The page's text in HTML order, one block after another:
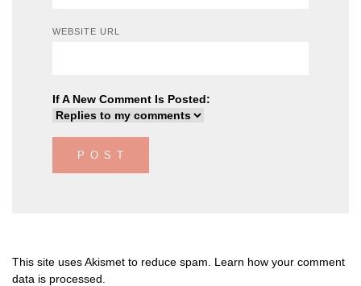
WEBSITE URL
If A New Comment Is Posted:
This site uses Akismet to reduce spam. Learn how your comment
data is processed